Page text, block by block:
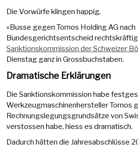
Die Vorwürfe klingen happig.
«Busse gegen Tornos Holding AG nach
Bundesgerichtsentscheid
Sanktionskommission der Schweizer
Dienstag ganz in Grossbuchstaben.
Dramatische Erklärungen
Die Sanktionskommission habe
Werkzeugmaschinenhersteller Tornos
Rechnungslegungsgrundsätze von
verstossen habe, hiess es dramatisch.
Dadurch hätten die Jahresabschlüsse